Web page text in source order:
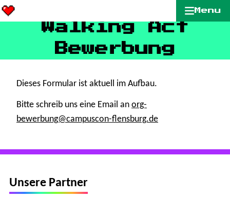
Menu
Walking Act
Bewerbung
Dieses Formular ist aktuell im Aufbau.
Bitte schreib uns eine Email anorg-
bewerbung@campuscon-flensburg.de
Unsere Partner